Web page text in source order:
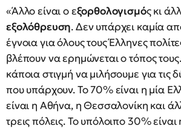
«Άλλο είναι ο εξορθολογισμός κι
εξολόθρευση. Δεν υπάρχει καμία
έγνοια για όλους τους Έλληνες
βλέπουν να ερημώνεται ο τόπος
κάποια στιγμή να μιλήσουμε για τις
που υπάρχουν. Το 70% είναι η μία
είναι η Αθήνα, η Θεσσαλονίκη και
τρεις πόλεις. Το υπόλοιπο 30%